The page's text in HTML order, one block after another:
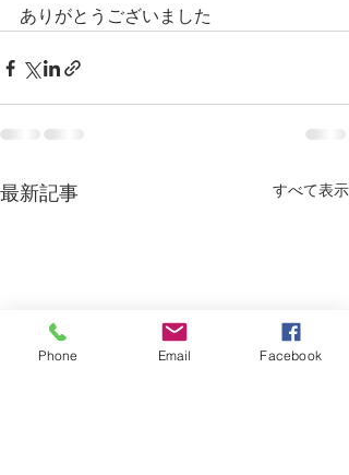
ありがとうございました
最新記事 すべて表示
Phone Email Facebook